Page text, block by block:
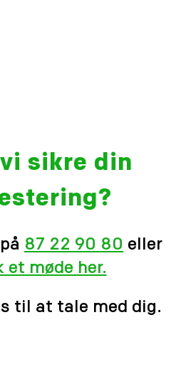
sikre din
87 22 90 80 eller
et møde her.
til at tale med dig.